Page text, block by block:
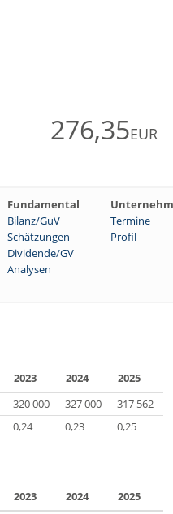
276,35EUR
Fundamental
Bilanz/GuV Termine
Schätzungen Profil
Dividende/GV
Analysen
2023 2024
2025
320 000 327 000
317 562
0,24 0,23 0,25
2023 2024
2025